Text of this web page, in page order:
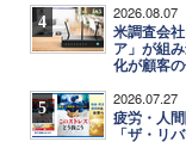
4 2026.08.07
米調査会
ア」が組
化が顧客
5 2026.07.27
疲労・人
「ザ・リ